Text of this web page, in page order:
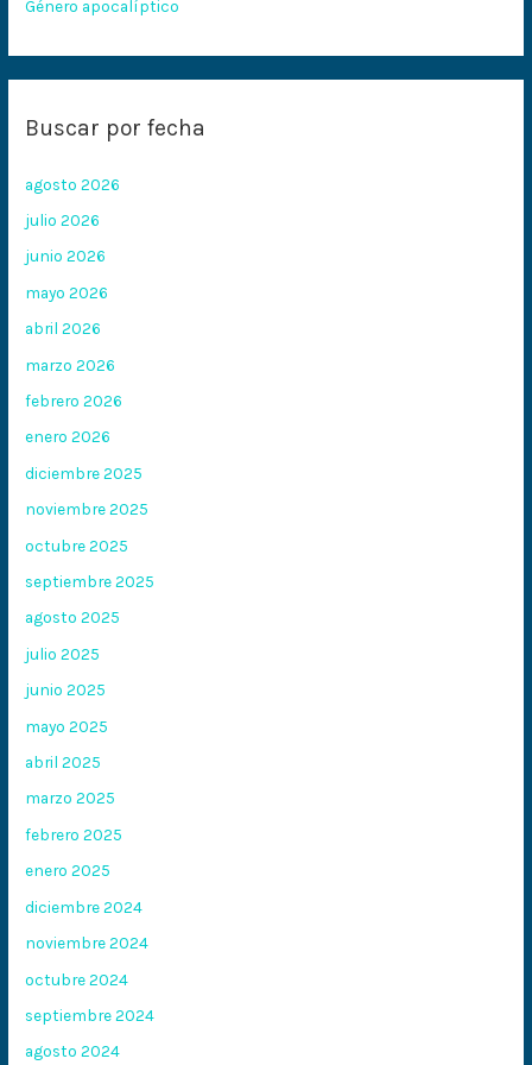
Género apocalíptico
Buscar por fecha
agosto 2026
julio 2026
junio 2026
mayo 2026
abril 2026
marzo 2026
febrero 2026
enero 2026
diciembre 2025
noviembre 2025
octubre 2025
septiembre 2025
agosto 2025
julio 2025
junio 2025
mayo 2025
abril 2025
marzo 2025
febrero 2025
enero 2025
diciembre 2024
noviembre 2024
octubre 2024
septiembre 2024
agosto 2024